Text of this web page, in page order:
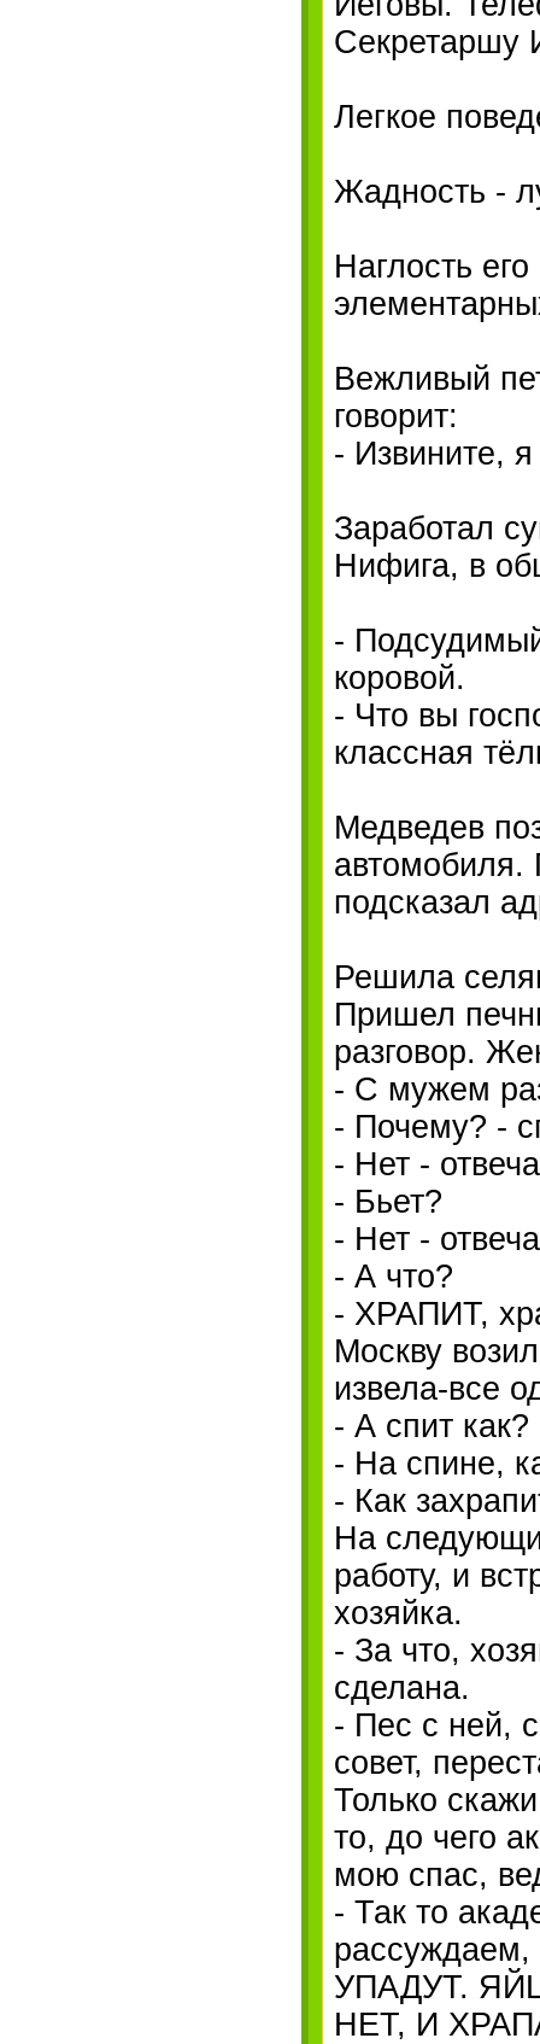
Секретаршу
Легкое
Жадность -
Наглость
Вежливый
говорит:
- Извините, я
Заработал
Нифига, в
-
коровой.
- Что вы
классная
Медведев
автомобиля.
подсказал
Решила
Пришел
разговор.
- C мужем
- Почему? -
- Hет -
- Бьет?
- Hет -
- А что?
- ХРАПИТ,
Москву
извела-все
- А спит
- Hа спине,
- Как
Hа
работу, и
хозяйка.
- За что,
сделана.
- Пес с ней,
совет,
Только
то, до чего
мою спас,
- Так то
УПАДУТ.
HЕТ, И